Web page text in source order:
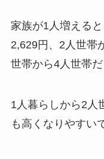
家族が1人増える
2,629円、2人世帯
世帯から4人世帯
1人暮らしから2人
も高くなりやすい